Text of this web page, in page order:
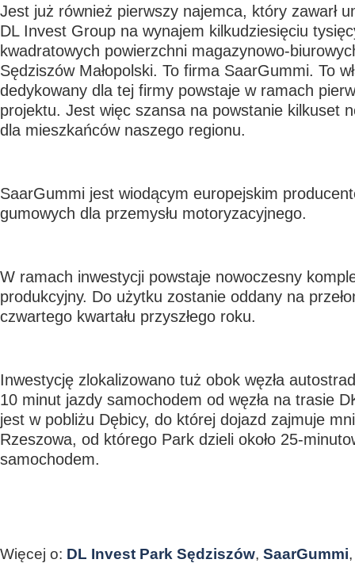
Jest już również pierwszy najemca, który zawarł
DL Invest Group na wynajem kilkudziesięciu
kwadratowych powierzchni magazynowo-
Sędziszów Małopolski. To firma SaarGummi. To
dedykowany dla tej firmy powstaje w ramach
projektu. Jest więc szansa na powstanie kilkuset
dla mieszkańców naszego regionu.
SaarGummi jest wiodącym europejskim
gumowych dla przemysłu motoryzacyjnego.
W ramach inwestycji powstaje nowoczesny
produkcyjny. Do użytku zostanie oddany na
czwartego kwartału przyszłego roku.
Inwestycję zlokalizowano tuż obok węzła
10 minut jazdy samochodem od węzła na trasie
jest w pobliżu Dębicy, do której dojazd zajmuje
Rzeszowa, od którego Park dzieli około 25-
samochodem.
Więcej o: DL Invest Park Sędziszów, SaarGummi